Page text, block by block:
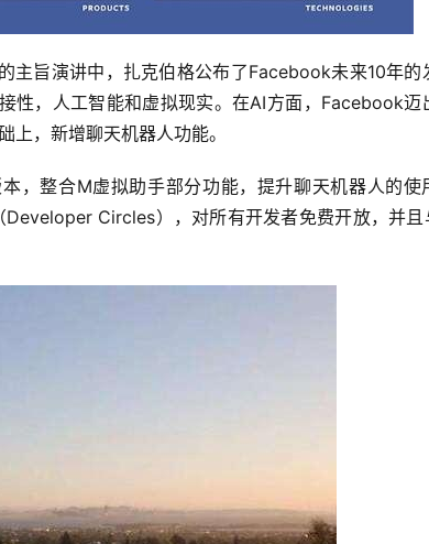
主旨演讲中，扎克伯格公布了Facebook未来10年的
性，人工智能和虚拟现实。在AI方面，Facebook迈
，新增聊天机器人功能。
，整合M虚拟助手部分功能，提升聊天机器人的使
Circles），对所有开发者免费开放，并且